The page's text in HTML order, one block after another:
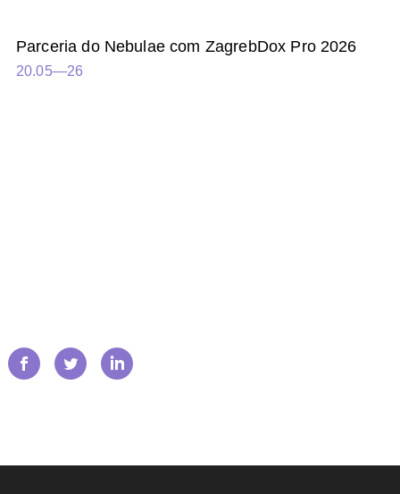
Parceria do Nebulae com ZagrebDox Pro 2026
20.05—26